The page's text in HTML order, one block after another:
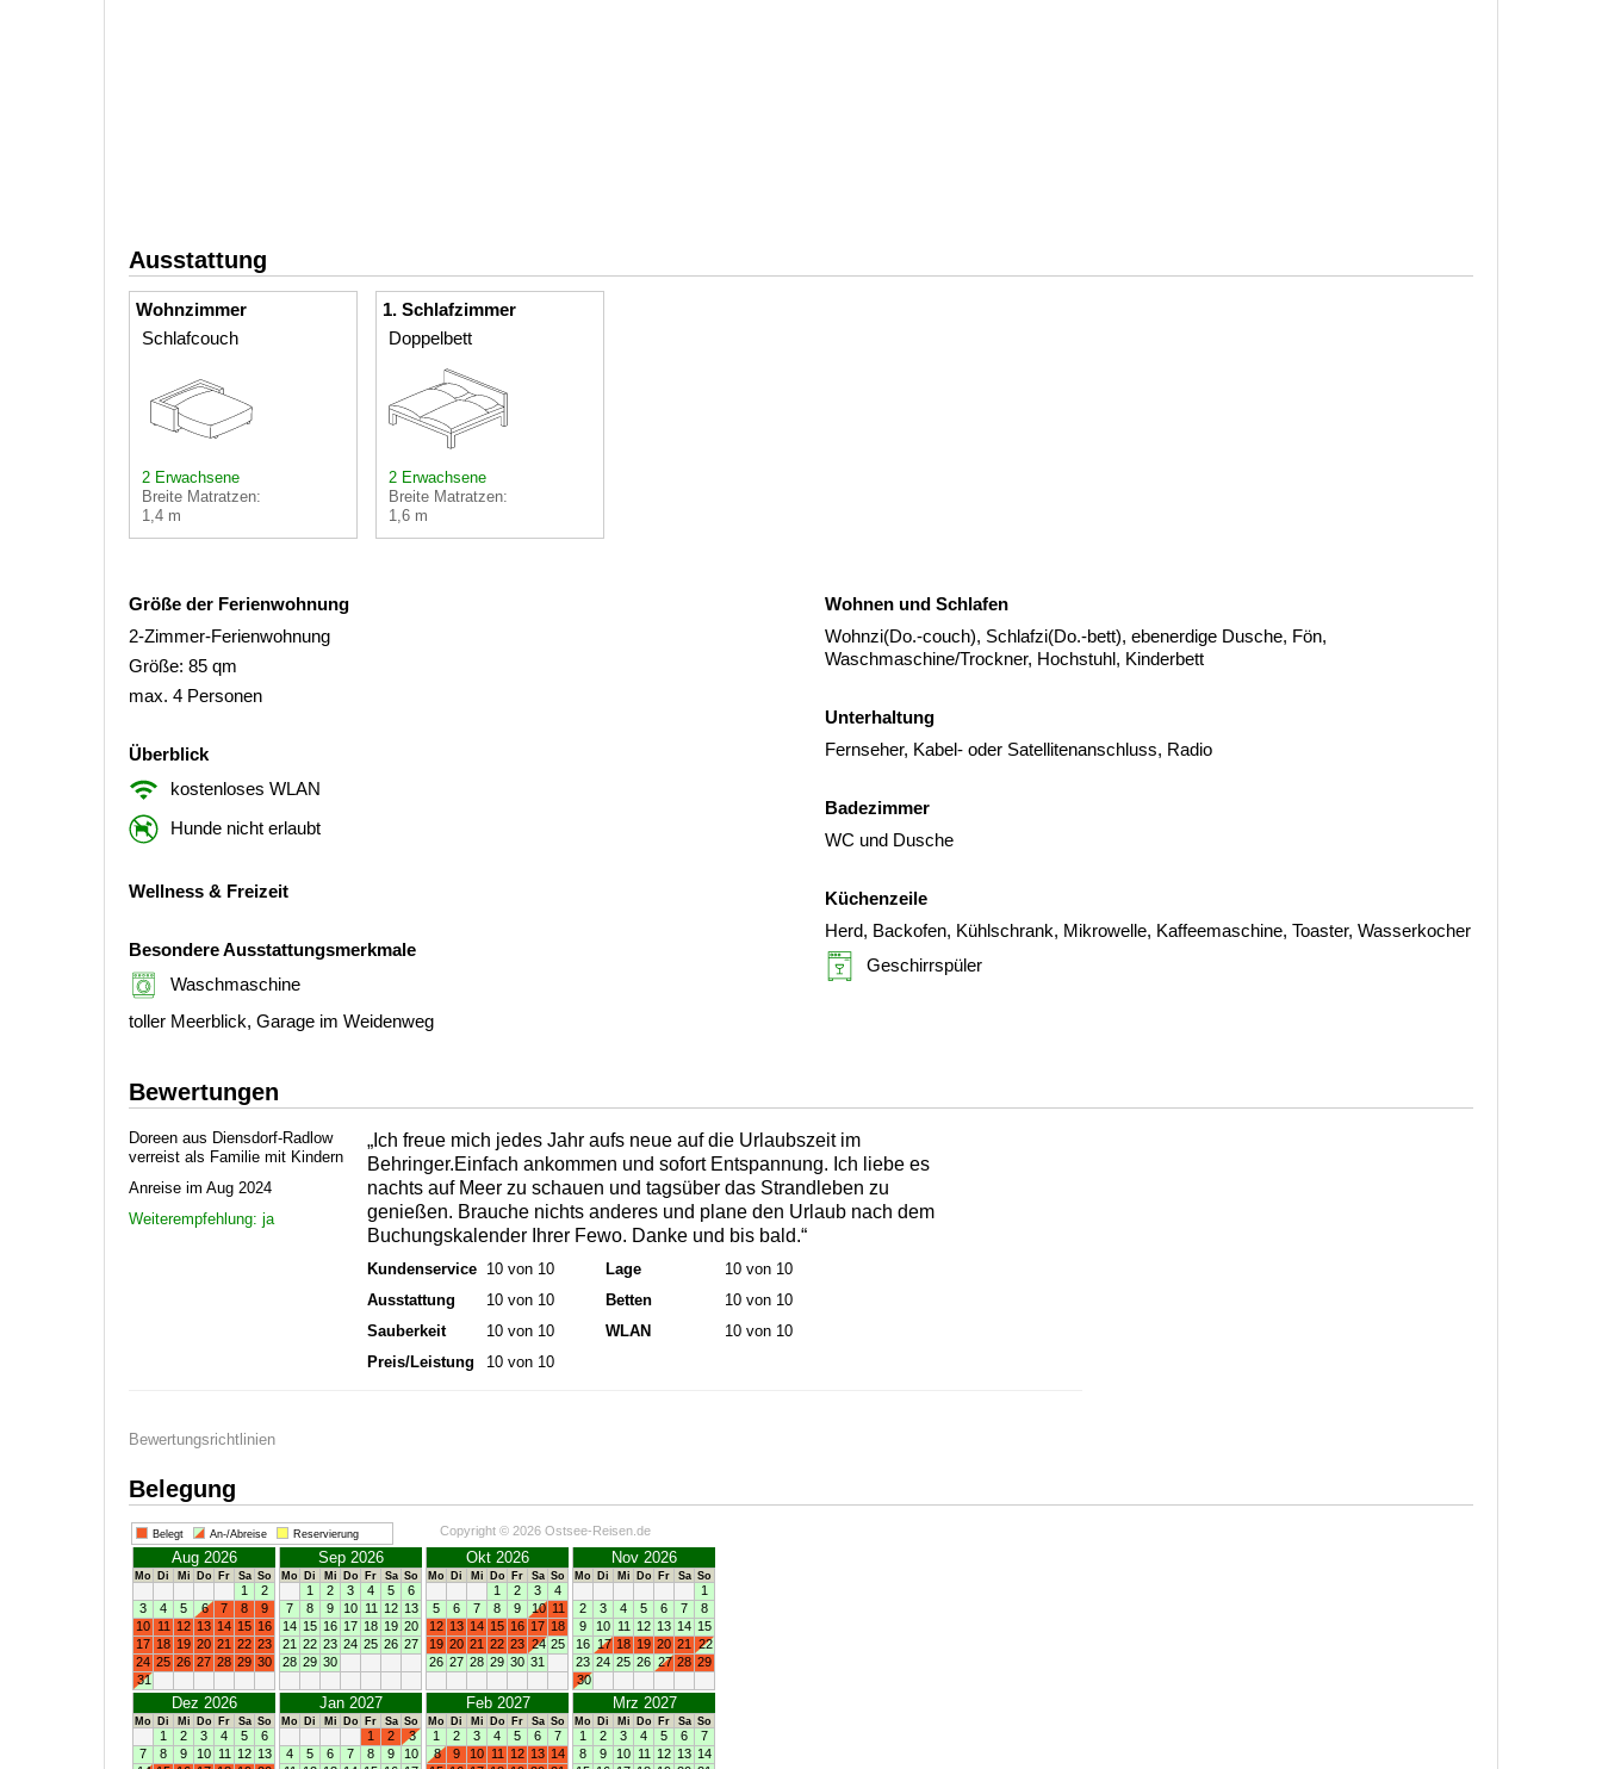
Ausstattung
Wohnzimmer
Schlafcouch
2 Erwachsene
Breite Matratzen:
1,4 m
1. Schlafzimmer
Doppelbett
2 Erwachsene
Breite Matratzen:
1,6 m
Größe der Ferienwohnung
2-Zimmer-Ferienwohnung
Größe: 85 qm
max. 4 Personen
Überblick
kostenloses WLAN
Hunde nicht erlaubt
Wellness & Freizeit
Besondere Ausstattungsmerkmale
Waschmaschine
toller Meerblick, Garage im Weidenweg
Wohnen und Schlafen
Wohnzi(Do.-couch), Schlafzi(Do.-bett), ebenerdige Dusche, Fön,
Waschmaschine/Trockner, Hochstuhl, Kinderbett
Unterhaltung
Fernseher, Kabel- oder Satellitenanschluss, Radio
Badezimmer
WC und Dusche
Küchenzeile
Herd, Backofen, Kühlschrank, Mikrowelle, Kaffeemaschine, Toaster, Wasserkocher
Geschirrspüler
Bewertungen
Doreen aus Diensdorf-Radlow
verreist als Familie mit Kindern
Anreise im Aug 2024
Weiterempfehlung: ja
„Ich freue mich jedes Jahr aufs neue auf die Urlaubszeit im
Behringer.Einfach ankommen und sofort Entspannung. Ich liebe es
nachts auf Meer zu schauen und tagsüber das Strandleben zu
genießen. Brauche nichts anderes und plane den Urlaub nach dem
Buchungskalender Ihrer Fewo. Danke und bis bald.“
Kundenservice 10 von 10
Ausstattung
10 von 10
Sauberkeit
10 von 10
Preis/Leistung
10 von 10
Lage
10 von 10
Betten
10 von 10
WLAN
10 von 10
Bewertungsrichtlinien
Belegung
Belegt An-/Abreise Reservierung Copyright © 2026 Ostsee-Reisen.de
Aug 2026
Mo Di Mi Do Fr Sa So
1
2
3
4 5 6 7 8
9
10 11 12 13 14 15 16
17 18 19 20 21 22 23
24 25 26 27 28 29 30
31
Sep 2026
Mo Di Mi Do Fr Sa So
1 2 3 4 5
6
7
8 9 10 11 12 13
14 15 16 17 18 19 20
21 22 23 24 25 26 27
28 29 30
Okt 2026
Mo Di Mi Do Fr Sa So
1 2 3
4
5
6 7 8 9 10 11
12 13 14 15 16 17 18
19 20 21 22 23 24 25
26 27 28 29 30 31
Nov 2026
Mo Di Mi Do Fr Sa So
1
2
3 4 5 6 7
8
9
10 11 12 13 14 15
16 17 18 19 20 21
22
23 24 25 26 27 28 29
30
Dez 2026
Mo Di Mi Do Fr Sa So
1 2 3 4 5
6
7
8 9 10 11 12 13
Jan 2027
Mo Di Mi Do Fr Sa So
1 2
3
4
5 6 7 8 9
10
Feb 2027
Mo Di Mi Do Fr Sa So
1 2 3 4 5 6
7
8
9 10 11 12 13 14
Mrz 2027
Mo Di Mi Do Fr Sa So
1 2 3 4 5 6
7
8
9 10 11 12 13 14